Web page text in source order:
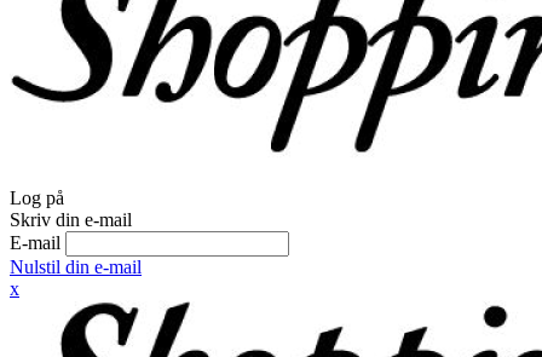
Log på
Skriv din e-mail
E-mail
Nulstil din e-mail
x